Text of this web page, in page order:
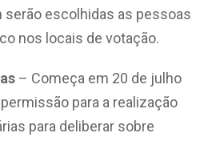
escolhidas as pessoas
nos locais de votação.
– Começa em 20 de julho
para a realização
para deliberar sobre